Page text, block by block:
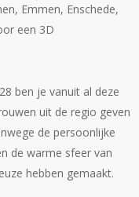
Emmen, Enschede,
een 3D
ben je vanuit al deze
uit de regio geven
de persoonlijke
de warme sfeer van
hebben gemaakt.